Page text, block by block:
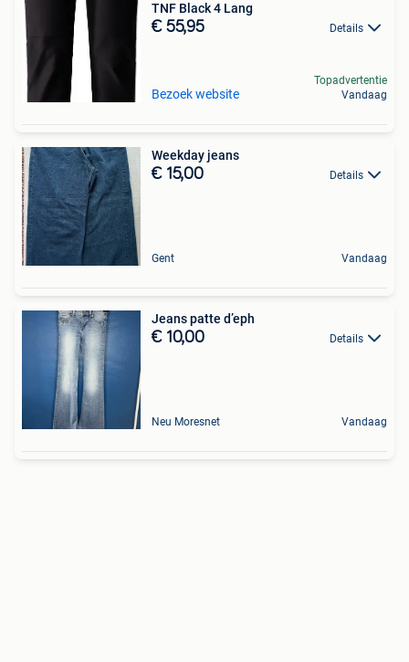
TNF Black 4 Lang
€ 55,95 Details
Bezoek website
Topadvertentie
Vandaag
Weekday jeans
€ 15,00 Details
Gent Vandaag
Jeans patte d’eph
€ 10,00 Details
Neu Moresnet Vandaag